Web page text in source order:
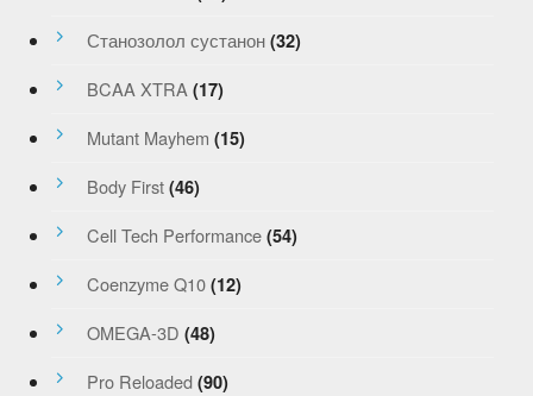
Станозолол сустанон (32)
BCAA XTRA (17)
Mutant Mayhem (15)
Body First (46)
Cell Tech Performance (54)
Coenzyme Q10 (12)
OMEGA-3D (48)
Pro Reloaded (90)